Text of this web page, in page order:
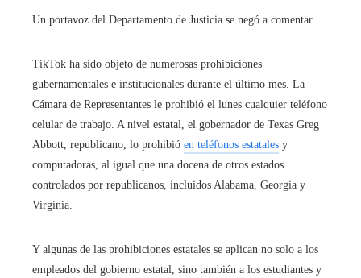
Un portavoz del Departamento de Justicia se negó a comentar.
TikTok ha sido objeto de numerosas prohibiciones
gubernamentales e institucionales durante el último mes. La
Cámara de Representantes le prohibió el lunes cualquier teléfono
celular de trabajo. A nivel estatal, el gobernador de Texas Greg
Abbott, republicano, lo prohibió en teléfonos estatales y
computadoras, al igual que una docena de otros estados
controlados por republicanos, incluidos Alabama, Georgia y
Virginia.
Y algunas de las prohibiciones estatales se aplican no solo a los
empleados del gobierno estatal, sino también a los estudiantes y